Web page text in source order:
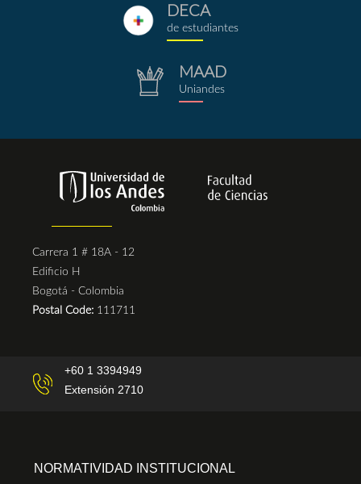
deca.png
DECA
de estudiantes
repositorio.png
MAAD
Uniandes
Carrera 1 # 18A - 12
Edificio H
Bogotá - Colombia
Postal Code: 111711
+60 1 3394949
Extensión 2710
NORMATIVIDAD INSTITUCIONAL